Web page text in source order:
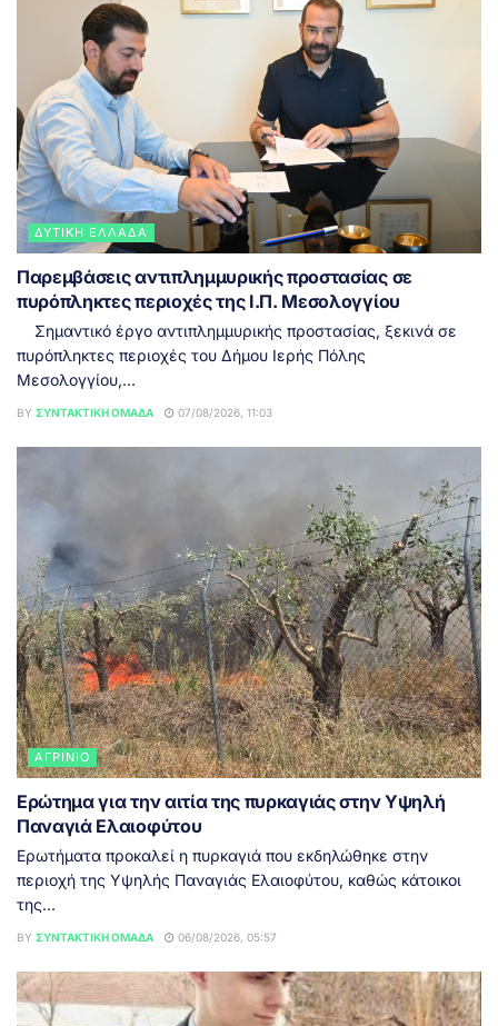
ΔΥΤΙΚΉ ΕΛΛΆΔΑ
Παρεμβάσεις αντιπλημμυρικής προστασίας σε
πυρόπληκτες περιοχές της Ι.Π. Μεσολογγίου
Σημαντικό έργο αντιπλημμυρικής προστασίας, ξεκινά σε
πυρόπληκτες περιοχές του Δήμου Ιερής Πόλης
Μεσολογγίου,...
BY ΣΥΝΤΑΚΤΙΚΉ ΟΜΆΔΑ 07/08/2026, 11:03
ΑΓΡΊΝΙΟ
Ερώτημα για την αιτία της πυρκαγιάς στην Υψηλή
Παναγιά Ελαιοφύτου
Ερωτήματα προκαλεί η πυρκαγιά που εκδηλώθηκε στην
περιοχή της Υψηλής Παναγιάς Ελαιοφύτου, καθώς κάτοικοι
της...
BY ΣΥΝΤΑΚΤΙΚΉ ΟΜΆΔΑ 06/08/2026, 05:57